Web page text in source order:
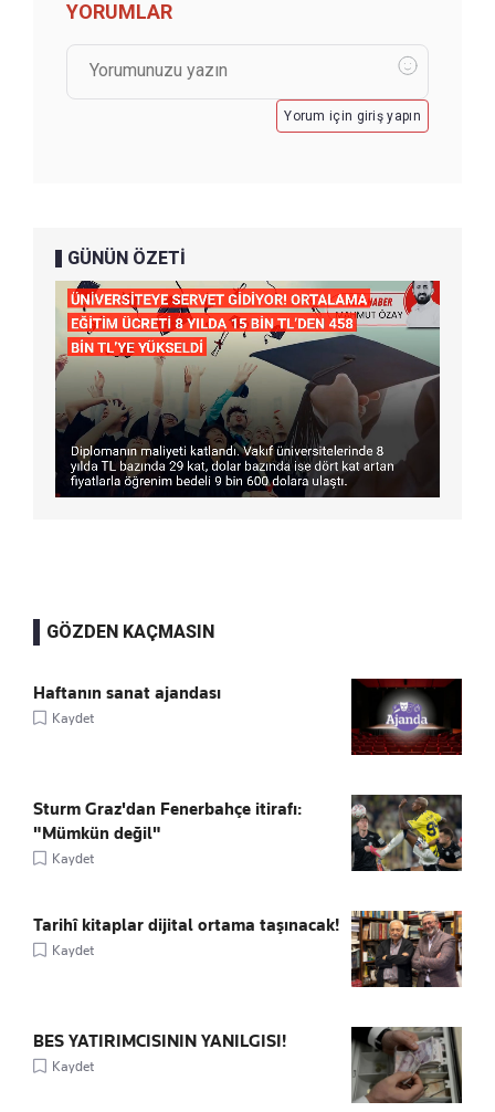
YORUMLAR
Yorum için giriş yapın
GÜNÜN ÖZETİ
GÖZDEN KAÇMASIN
Haftanın sanat ajandası
Kaydet
Sturm Graz'dan Fenerbahçe itirafı:
"Mümkün değil"
Kaydet
Tarihî kitaplar dijital ortama taşınacak!
Kaydet
BES YATIRIMCISININ YANILGISI!
Kaydet